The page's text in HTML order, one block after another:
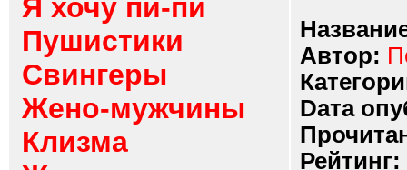
Я хочу пи-пи
Пушистики
Свингеры
Жено-мужчины
Клизма
Автор:
Dата
Рейтинг: